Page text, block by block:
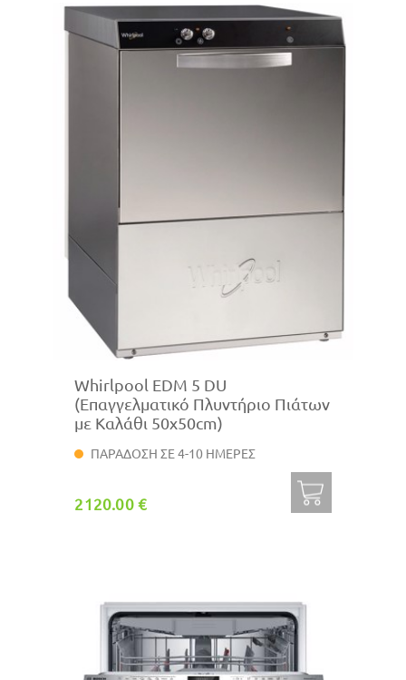
Whirlpool EDM 5 DU
(Επαγγελματικό Πλυντήριο Πιάτων
με Καλάθι 50x50cm)
ΠΑΡΑΔΟΣΗ ΣΕ 4-10 ΗΜΕΡΕΣ
2120.00 €